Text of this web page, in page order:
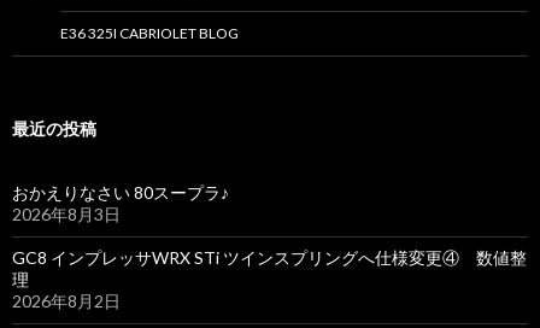
E36 325I CABRIOLET BLOG
最近の投稿
おかえりなさい 80スープラ♪
2026年8月3日
GC8 インプレッサWRX STi ツインスプリングへ仕様変更④ 数値整
理
2026年8月2日